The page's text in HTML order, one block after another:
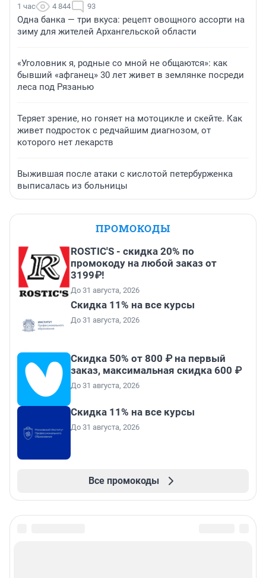
1 час 4 844 93
Одна банка — три вкуса: рецепт овощного ассорти на
зиму для жителей Архангельской области
«Уголовник я, родные со мной не общаются»: как
бывший «афганец» 30 лет живет в землянке посреди
леса под Рязанью
Теряет зрение, но гоняет на мотоцикле и скейте. Как
живет подросток с редчайшим диагнозом, от
которого нет лекарств
Выжившая после атаки с кислотой петербурженка
выписалась из больницы
ПРОМОКОДЫ
ROSTIC'S - скидка 20% по
промокоду на любой заказ от
3199₽!
До 31 августа, 2026
Скидка 11% на все курсы
До 31 августа, 2026
Скидка 50% от 800 ₽ на первый
заказ, максимальная скидка 600 ₽
До 31 августа, 2026
Скидка 11% на все курсы
До 31 августа, 2026
Все промокоды